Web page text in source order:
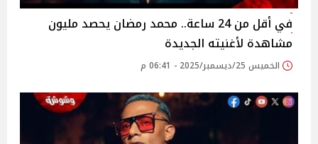
في أقل من 24 ساعة.. محمد رمضان يحصد مليون
مشاهدة لأغنيته الجديدة
الخميس 25/ديسمبر/2025 - 06:41 م